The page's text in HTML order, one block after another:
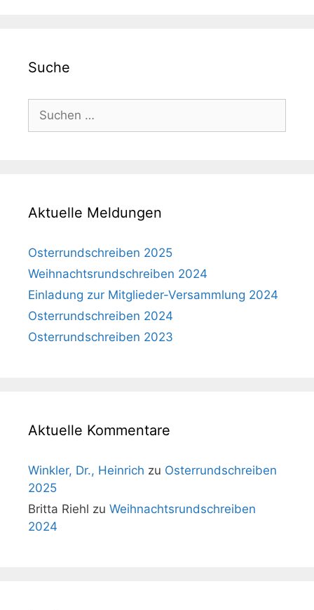
Suche
Suche
nach:
Aktuelle Meldungen
Osterrundschreiben 2025
Weihnachtsrundschreiben 2024
Einladung zur Mitglieder-Versammlung 2024
Osterrundschreiben 2024
Osterrundschreiben 2023
Aktuelle Kommentare
Winkler, Dr., Heinrich zu Osterrundschreiben
2025
Britta Riehl zu Weihnachtsrundschreiben
2024